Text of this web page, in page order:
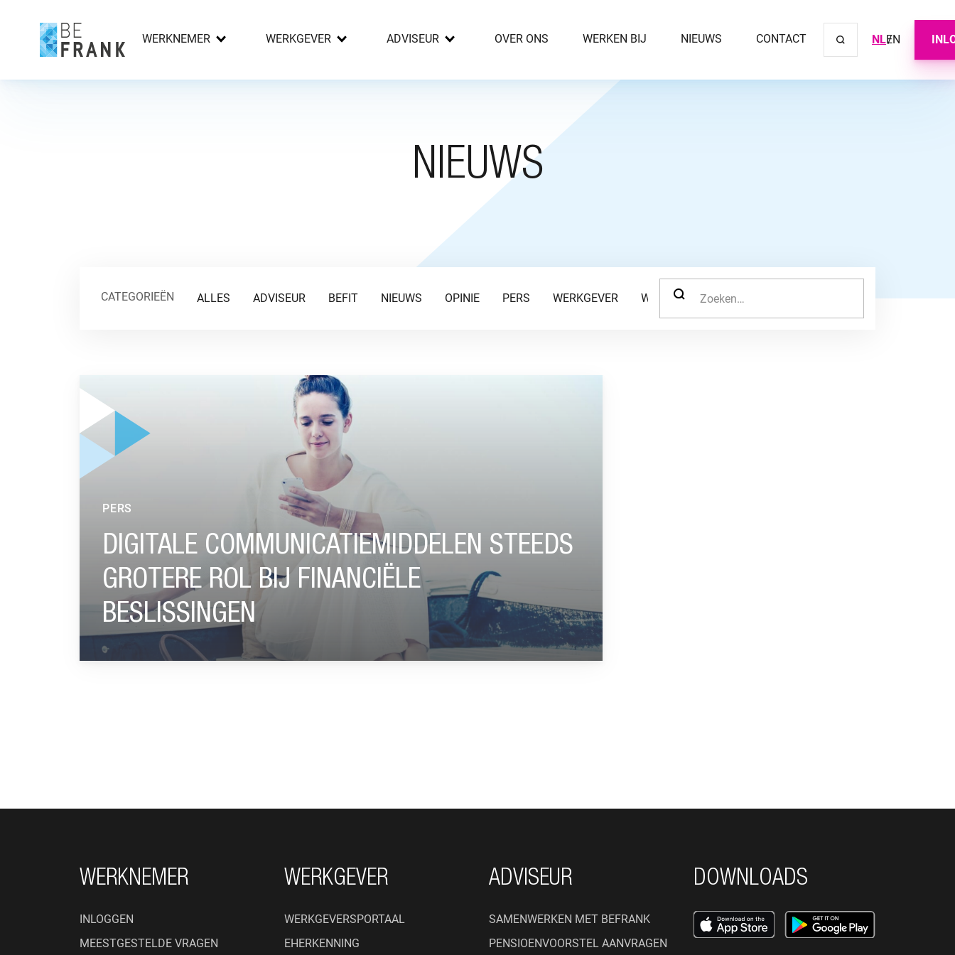
WERKNEMER WERKGEVER ADVISEUR OVER ONS WERKEN BIJ NIEUWS CONTACT NLEN
NIEUWS
CATEGORIEËN ALLES ADVISEUR BEFIT NIEUWS OPINIE PERS WERKGEVER WERKNEMER
ZOEK NAAR:
GA NAAR “DIGITALE COMMUNICATIEMIDDELEN STEEDS GROTERE ROL BIJ FINANCIËLE BESLISSINGEN”
DIGITALE COMMUNICATIEMIDDELEN STEEDS
GROTERE ROL BIJ FINANCIËLE
BESLISSINGEN
PERS
FOOTER NAVIGATIE
WERKNEMER
INLOGGEN
MEESTGESTELDE VRAGEN
WERKGEVER
WERKGEVERSPORTAAL
EHERKENNING
ADVISEUR
SAMENWERKEN MET BEFRANK
PENSIOENVOORSTEL AANVRAGEN
DOWNLOADS
Sluit